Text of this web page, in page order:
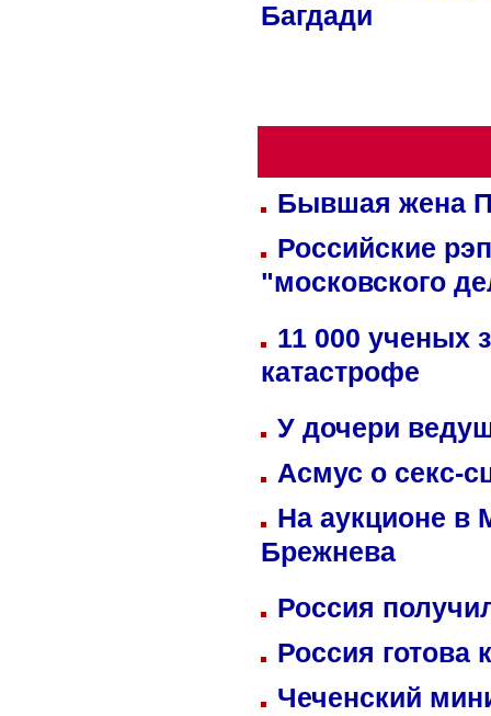
Багдади
Бывшая жена
Российские
"московского
11 000 ученых
катастрофе
У дочери
Асмус о секс-
На аукционе в
Брежнева
Россия
Россия готова
Чеченский